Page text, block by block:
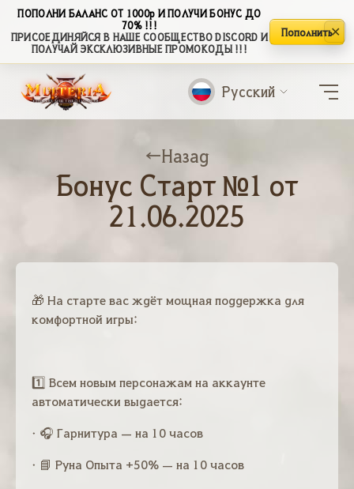
ПОПОЛНИ БАЛАНС ОТ 1000р И ПОЛУЧИ БОНУС ДО
70% !!!
ПРИСОЕДИНЯЙСЯ В НАШЕ СООБЩЕСТВО DISCORD И
ПОЛУЧАЙ ЭКСКЛЮЗИВНЫЕ ПРОМОКОДЫ !!!
Пополнить✕
Русский
Назад
Бонус Старт №1 от
21.06.2025
🎁 На старте вас ждёт мощная поддержка для
комфортной игры:
1️⃣ Всем новым персонажам на аккаунте
автоматически выдается:
• 🎧 Гарнитура — на 10 часов
• 📘 Руна Опыта +50% — на 10 часов